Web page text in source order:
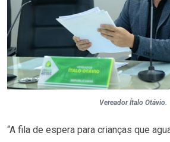
Vereador Ítalo Otávio.
“A fila de espera para crianças que